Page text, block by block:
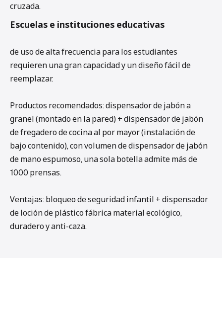
cruzada.
Escuelas e instituciones educativas
de uso de alta frecuencia para los estudiantes
requieren una gran capacidad y un diseño fácil de
reemplazar.
Productos recomendados: dispensador de jabón a
granel (montado en la pared) + dispensador de jabón
de fregadero de cocina al por mayor (instalación de
bajo contenido), con volumen de dispensador de jabón
de mano espumoso, una sola botella admite más de
1000 prensas.
Ventajas: bloqueo de seguridad infantil + dispensador
de loción de plástico fábrica material ecológico,
duradero y anti-caza.